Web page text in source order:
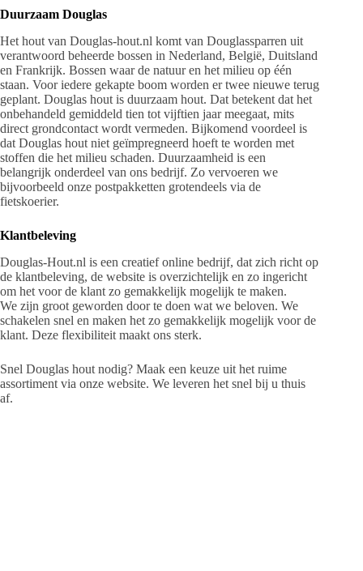
Duurzaam Douglas
Het hout van Douglas-hout.nl komt van Douglassparren uit
verantwoord beheerde bossen in Nederland, België, Duitsland
en Frankrijk. Bossen waar de natuur en het milieu op één
staan. Voor iedere gekapte boom worden er twee nieuwe terug
geplant. Douglas hout is duurzaam hout. Dat betekent dat het
onbehandeld gemiddeld tien tot vijftien jaar meegaat, mits
direct grondcontact wordt vermeden. Bijkomend voordeel is
dat Douglas hout niet geïmpregneerd hoeft te worden met
stoffen die het milieu schaden. Duurzaamheid is een
belangrijk onderdeel van ons bedrijf. Zo vervoeren we
bijvoorbeeld onze postpakketten grotendeels via de
fietskoerier.
Klantbeleving
Douglas-Hout.nl is een creatief online bedrijf, dat zich richt op
de klantbeleving, de website is overzichtelijk en zo ingericht
om het voor de klant zo gemakkelijk mogelijk te maken.
We zijn groot geworden door te doen wat we beloven. We
schakelen snel en maken het zo gemakkelijk mogelijk voor de
klant. Deze flexibiliteit maakt ons sterk.
Snel Douglas hout nodig? Maak een keuze uit het ruime
assortiment via onze website. We leveren het snel bij u thuis
af.